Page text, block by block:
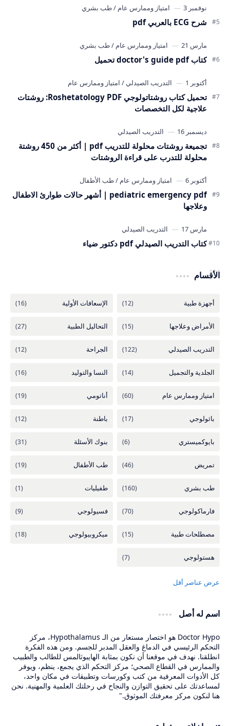
شرح ECG بالعربي pdf
كتاب doctor's guide pdf تحميل
تحميل كتاب روشتاتولوجي Roshetatology PDF: روشتات
علاجية لكل التخصصات
تجميعة روشتات محلولة للتدريب pdf | أكثر من 450 روشتة
محلولة للتدرب على قراءة الروشتات
pediatric emergency pdf | أشهر حالات طوارئ الاطفال
وعلاجها
كتاب التدريب الصيدلي pdf دكتور ضياء
الأقسام
اسم له أصل
Doctor Hypo هو اختصار مستعار من الـ Hypothalamus، مركز
التحكم الرئيسي في الدماغ والعقل المدبر للجسم. ومن هذه الفكرة
انطلقنا. نهدف في موقعنا أن نكون بمثابة الهايبوثالمس للطالب والطبيب
والممارس في القطاع الصحي؛ مركز التحكم الذي يجمع، ينظم، ويوفر
كل الأدوات المعرفية من كتب وكورسات وتطبيقات في مكان واحد،
لمساعدتك على تحقيق التوازن والنجاح في رحلتك العلمية والمهنية. نحن
هنا لنكون مركز معرفتك الموثوق."